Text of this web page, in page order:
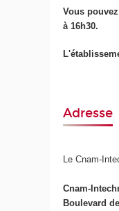
Vous
à 16h30.
Adresse
Le Cnam-
Cnam-
Boulevard